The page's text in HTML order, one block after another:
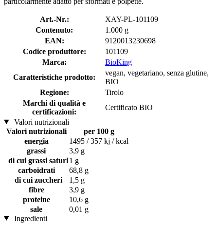
Art.-Nr.:
XAY-PL-101109
Contenuto:
1.000 g
EAN:
9120013230698
Codice produttore:
101109
Marca:
BioKing
Caratteristiche prodotto:
vegan, vegetariano, senza glutine,
BIO
Regione:
Tirolo
Marchi di qualità e
certificazioni:
Certificato BIO
Valori nutrizionali
Valori nutrizionali
per 100 g
energia
1495 / 357 kj / kcal
grassi
3,9 g
di cui grassi saturi1 g
carboidrati
68,8 g
di cui zuccheri
1,5 g
fibre
3,9 g
proteine
10,6 g
sale
0,01 g
Ingredienti